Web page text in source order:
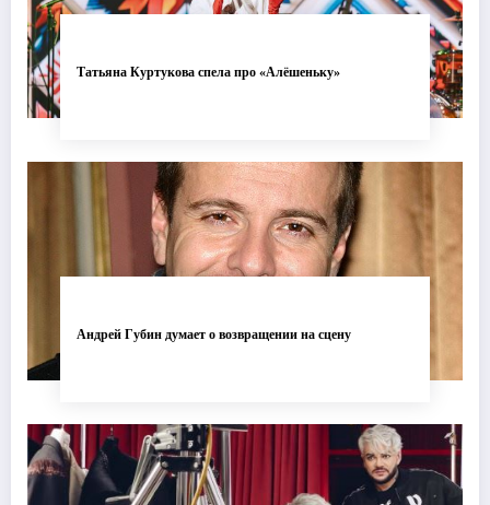
Татьяна Куртукова спела про «Алёшеньку»
Андрей Губин думает о возвращении на сцену